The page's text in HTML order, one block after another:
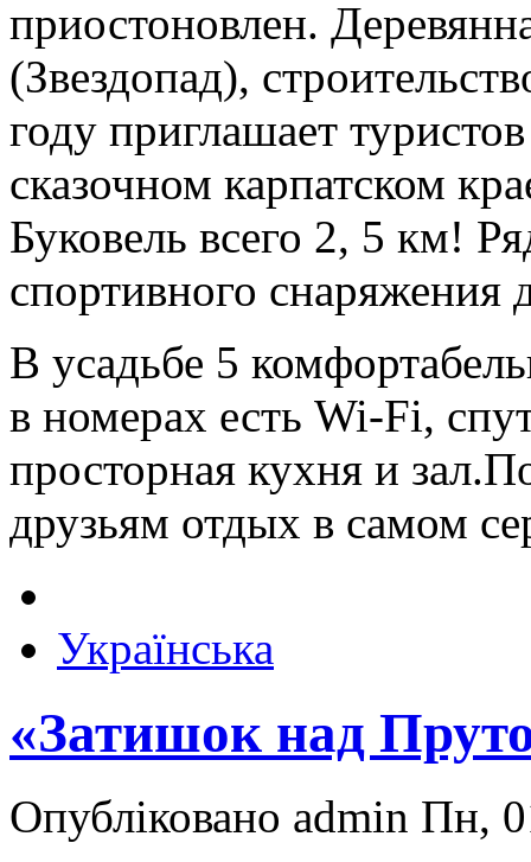
приостоновлен.
(Звездопад),
году приглашает
сказочном карпатском
Буковель всего 2, 5 км!
спортивного снаряжения
В усадьбе 5
в номерах есть Wi-Fi,
просторная кухня и
друзьям отдых в самом
Українська
«Затишок над
Опубліковано admin Пн,